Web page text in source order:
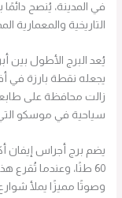
في المدينة، يُنصح
التاريخية والمعمارية
يجعله نقطة بارزة في
زالت محافظة على
سياحية في موسكو
60 طنًا، وعندما تُقرع
وصوتًا مميزًا يملأ